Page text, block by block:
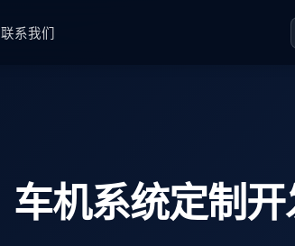
联系我们
车机系统定制